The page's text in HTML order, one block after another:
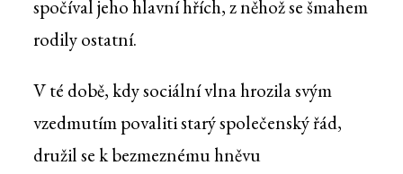
spočíval jeho hlavní hřích, z něhož se šmahem
rodily ostatní.
V té době, kdy sociální vlna hrozila svým
vzedmutím povaliti starý společenský řád,
družil se k bezmeznému hněvu